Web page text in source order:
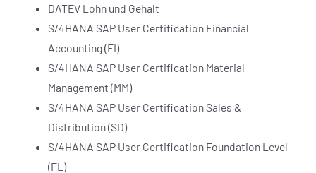
DATEV Lohn und Gehalt
S/4HANA SAP User Certification Financial
Accounting (FI)
S/4HANA SAP User Certification Material
Management (MM)
S/4HANA SAP User Certification Sales &
Distribution (SD)
S/4HANA SAP User Certification Foundation Level
(FL)